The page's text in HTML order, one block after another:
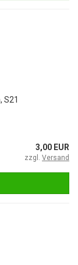
S21
3,00 EUR
zzgl. Versand